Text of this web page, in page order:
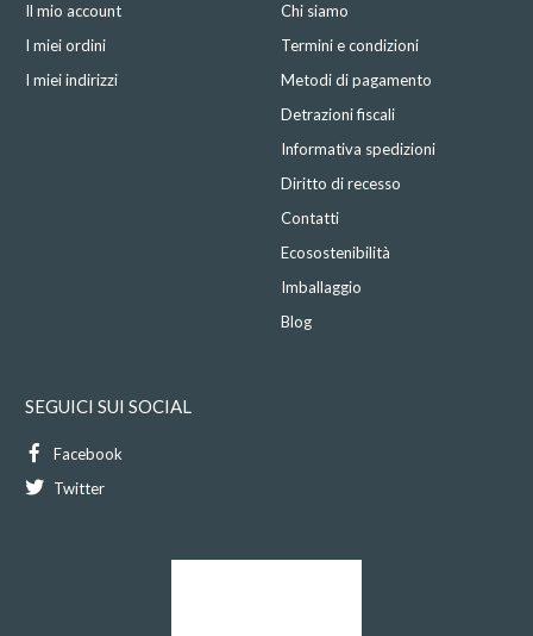
Il mio account
I miei ordini
I miei indirizzi
Chi siamo
Termini e condizioni
Metodi di pagamento
Detrazioni fiscali
Informativa spedizioni
Diritto di recesso
Contatti
Ecosostenibilità
Imballaggio
Blog
SEGUICI SUI SOCIAL
Facebook
Twitter